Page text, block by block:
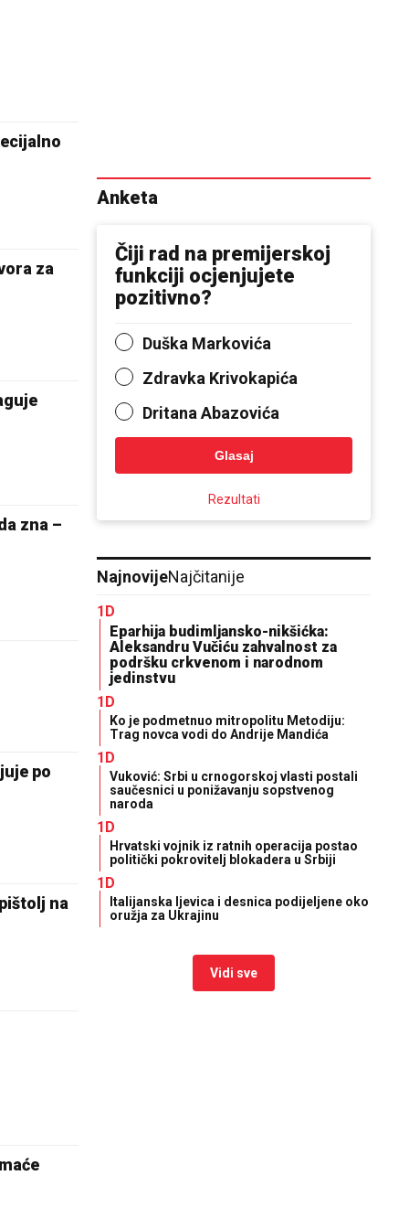
za
zna –
po
na
Anketa
Čiji rad na premijerskoj
funkciji ocjenjujete
pozitivno?
Duška Markovića
Zdravka Krivokapića
Dritana Abazovića
Glasaj
Rezultati
NajnovijeNajčitanije
1D
Eparhija budimljansko-nikšićka:
Aleksandru Vučiću zahvalnost za
podršku crkvenom i narodnom
jedinstvu
1D
Ko je podmetnuo mitropolitu Metodiju:
Trag novca vodi do Andrije Mandića
1D
Vuković: Srbi u crnogorskoj vlasti postali
saučesnici u ponižavanju sopstvenog
naroda
1D
Hrvatski vojnik iz ratnih operacija postao
politički pokrovitelj blokadera u Srbiji
1D
Italijanska ljevica i desnica podijeljene oko
oružja za Ukrajinu
Vidi sve